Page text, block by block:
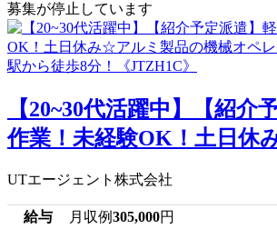
募集が停止しています
【20~30代活躍中】【紹介
作業！未経験OK！土日休
UTエージェント株式会社
給与 月収例305,000円